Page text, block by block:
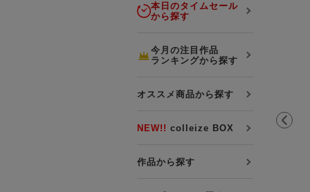
「お取寄せ商品」と「お取寄せ手数料」
プレミアム会員について
本日のタイムセール
から探す
今月の注目作品
ランキングから探す
オススメ商品から探す
NEW!! colleize BOX
作品から探す